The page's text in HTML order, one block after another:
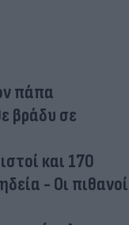
πάπα
βράδυ σε
και 170
- Οι πιθανοί